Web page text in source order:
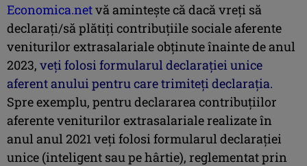
Economica.netvă aminteşte că dacă vreţi să
declaraţi/să plătiţi contribuţiile sociale aferente
veniturilor extrasalariale obţinute înainte de anul
2023, veţi folosi formularul declaraţiei unice
aferent anului pentru care trimiteţi declaraţia.
Spre exemplu, pentru declararea contribuţiilor
aferente veniturilor extrasalariale realizate în
anul anul 2021 veţi folosi formularul declaraţiei
unice (inteligent sau pe hârtie), reglementat prin